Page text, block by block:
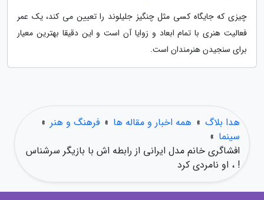
چیزی که جایگاه کسی مثل چنگیز جلیلوند را تعیین می کند، یک عمر
فعالیت هنری با تمام ابعاد و زوایا آن است و این دقیقا بهترین معیار
برای سنجیدن هنرمندان است.
هدا بلاگ » همه اخبار و مقاله ها » فرهنگ و هنر »
سینما »
افشاگری خانم مدل ایرانی از رابطه اش با بازیگر سرشناس
! ، او نامردی کرد